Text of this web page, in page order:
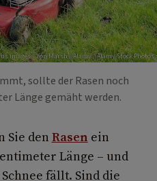
images / Yon Marsh / Alamy / Alamy Stock Photos
sollte der Rasen noch
Länge gemäht werden.
Sie denRasen ein
Länge – und
fällt. Sind die